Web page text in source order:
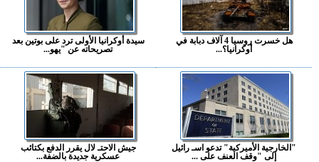
هل خسرت روسيا 4 آلاف دبابة في
أوكرانيا؟...
سيدة أوكرانيا الأولى ترد على بوتين بعد
تصريحاته عن "يهو...
"الخارجية الأميركية" تدعو اسـ رائيل
إلى "وقف العنف على ...
جيش الاحتـ لال يقرر الدفع بكتائب
عسكرية جديدة بالضفة...